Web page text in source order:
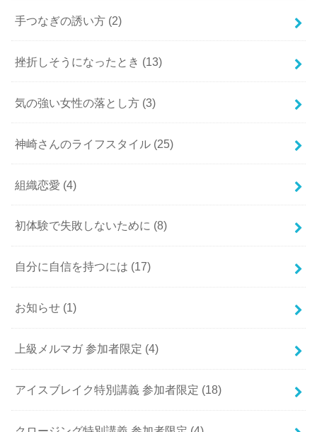
手つなぎの誘い方 (2)
挫折しそうになったとき (13)
気の強い女性の落とし方 (3)
神崎さんのライフスタイル (25)
組織恋愛 (4)
初体験で失敗しないために (8)
自分に自信を持つには (17)
お知らせ (1)
上級メルマガ 参加者限定 (4)
アイスブレイク特別講義 参加者限定 (18)